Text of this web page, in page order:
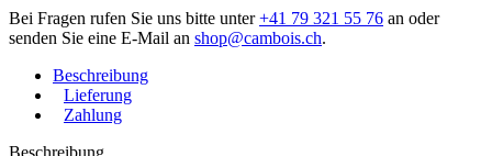
Bei Fragen rufen Sie uns bitte unter+41 79 321 55 76 an oder
senden Sie eine E-Mail an shop@cambois.ch.
Beschreibung
Lieferung
Zahlung
Beschreibung